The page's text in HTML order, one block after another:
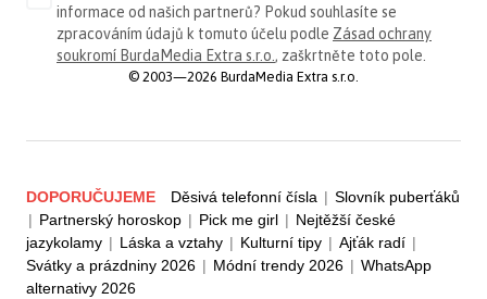
informace od našich partnerů? Pokud souhlasíte se
zpracováním údajů k tomuto účelu podle Zásad ochrany
soukromí BurdaMedia Extra s.r.o. , zaškrtněte toto pole.
© 2003—2026 BurdaMedia Extra s.r.o.
DOPORUČUJEME Děsivá telefonní čísla | Slovník puberťáků
| Partnerský horoskop | Pick me girl | Nejtěžší české
jazykolamy | Láska a vztahy | Kulturní tipy | Ajťák radí |
Svátky a prázdniny 2026 | Módní trendy 2026 | WhatsApp
alternativy 2026